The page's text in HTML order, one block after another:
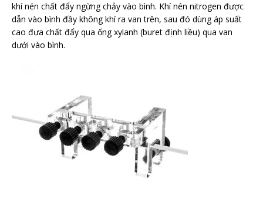
khí nén chất đẩy ngừng chảy vào bình. Khí nén nitrogen được
dẫn vào bình đầy không khí ra van trên, sau đó dùng áp suất
cao đưa chất đẩy qua ống xylanh (buret định liều) qua van
dưới vào bình.